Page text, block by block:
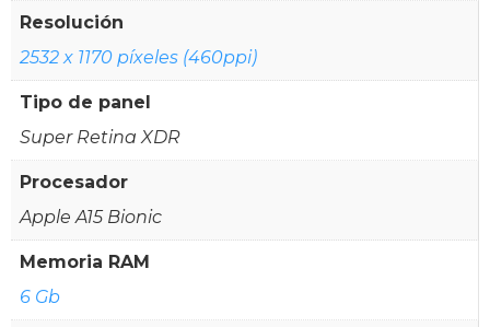
Resolución
2532 x 1170 píxeles (460ppi)
Tipo de panel
Super Retina XDR
Procesador
Apple A15 Bionic
Memoria RAM
6 Gb